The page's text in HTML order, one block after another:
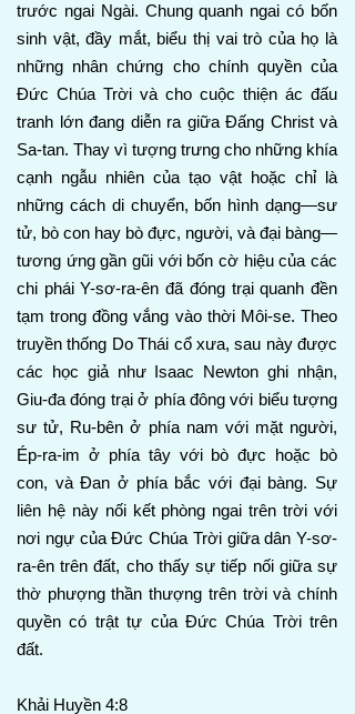
trước ngai Ngài. Chung quanh ngai có bốn
sinh vật, đầy mắt, biểu thị vai trò của họ là
những nhân chứng cho chính quyền của
Đức Chúa Trời và cho cuộc thiện ác đấu
tranh lớn đang diễn ra giữa Đấng Christ và
Sa-tan. Thay vì tượng trưng cho những khía
cạnh ngẫu nhiên của tạo vật hoặc chỉ là
những cách di chuyển, bốn hình dạng—sư
tử, bò con hay bò đực, người, và đại bàng—
tương ứng gần gũi với bốn cờ hiệu của các
chi phái Y-sơ-ra-ên đã đóng trại quanh đền
tạm trong đồng vắng vào thời Môi-se. Theo
truyền thống Do Thái cổ xưa, sau này được
các học giả như Isaac Newton ghi nhận,
Giu-đa đóng trại ở phía đông với biểu tượng
sư tử, Ru-bên ở phía nam với mặt người,
Ép-ra-im ở phía tây với bò đực hoặc bò
con, và Đan ở phía bắc với đại bàng. Sự
liên hệ này nối kết phòng ngai trên trời với
nơi ngự của Đức Chúa Trời giữa dân Y-sơ-
ra-ên trên đất, cho thấy sự tiếp nối giữa sự
thờ phượng thần thượng trên trời và chính
quyền có trật tự của Đức Chúa Trời trên
đất.
Khải Huyền 4:8